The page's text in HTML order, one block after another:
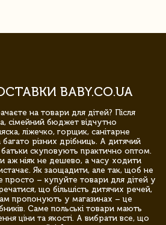
BABY.CO.UA
на товари для дітей? Після
сімейний бюджет відчутно
ліжечко, горщик, санітарне
різних дрібниць. А дитячий
скуповують практично оптом.
аж ніяк не дешево, а часу ходити
Як заощадити, але так, щоб не
просто – купуйте товари для дітей у
що більшість дитячих речей,
пропонують у магазинах – це
Саме польські товари мають
ціни та якості. А вибрати все, що